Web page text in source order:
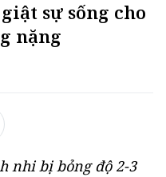
sự sống cho
nặng
nhi bị bỏng độ 2-3